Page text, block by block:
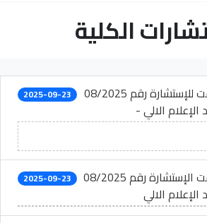
الكلية
إعلان عن المنح المؤقت للإستشارة رقم 08/2025
الإعلام الالي -
2025-09-23
إعلان عن المنح المؤقت الإستشارة رقم 08/2025
الالي
2025-09-23